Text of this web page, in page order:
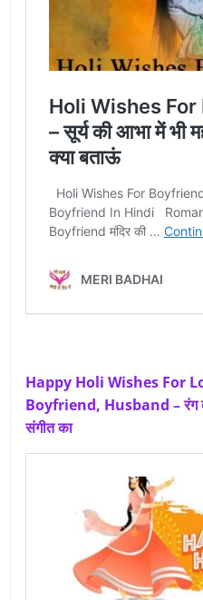
Happy Holi Wishes For
Boyfriend, Husband – रंग
संगीत का